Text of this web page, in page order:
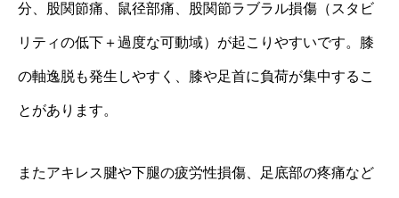
分、股関節痛、鼠径部痛、股関節ラブラル損傷（スタビ
リティの低下＋過度な可動域）が起こりやすいです。膝
の軸逸脱も発生しやすく、膝や足首に負荷が集中するこ
とがあります。
またアキレス腱や下腿の疲労性損傷、足底部の疼痛など